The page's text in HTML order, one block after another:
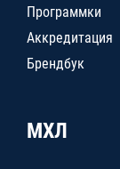
Программки
Аккредитация
Брендбук
МХЛ